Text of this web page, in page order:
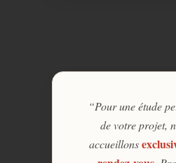
“Pour une étude
de votre projet,
accueillons